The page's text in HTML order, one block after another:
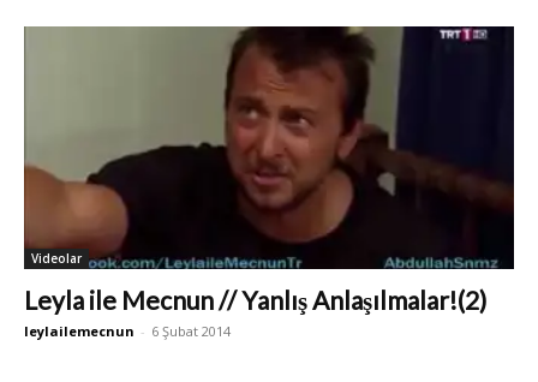
Videolar
Leyla ile Mecnun // Yanlış Anlaşılmalar!(2)
leylailemecnun - 6 Şubat 2014